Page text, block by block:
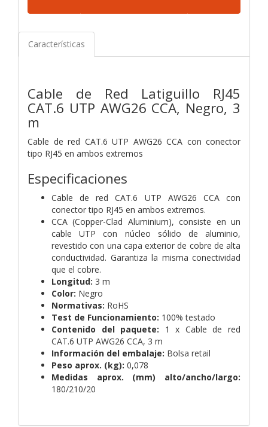
Características
Cable de Red Latiguillo RJ45
CAT.6 UTP AWG26 CCA, Negro, 3
m
Cable de red CAT.6 UTP AWG26 CCA con conector
tipo RJ45 en ambos extremos
Especificaciones
Cable de red CAT.6 UTP AWG26 CCA con
conector tipo RJ45 en ambos extremos.
CCA (Copper-Clad Aluminium), consiste en un
cable UTP con núcleo sólido de aluminio,
revestido con una capa exterior de cobre de alta
conductividad. Garantiza la misma conectividad
que el cobre.
Longitud: 3 m
Color: Negro
Normativas: RoHS
Test de Funcionamiento: 100% testado
Contenido del paquete: 1 x Cable de red
CAT.6 UTP AWG26 CCA, 3 m
Información del embalaje: Bolsa retail
Peso aprox. (kg): 0,078
Medidas aprox. (mm) alto/ancho/largo:
180/210/20